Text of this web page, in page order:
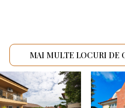
MAI MULTE LOCURI DE